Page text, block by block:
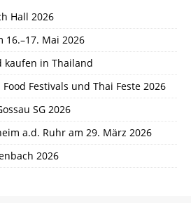
Hall 2026
16.–17. Mai 2026
kaufen in Thailand
Festivals und Thai Feste 2026
SG 2026
a.d. Ruhr am 29. März 2026
2026